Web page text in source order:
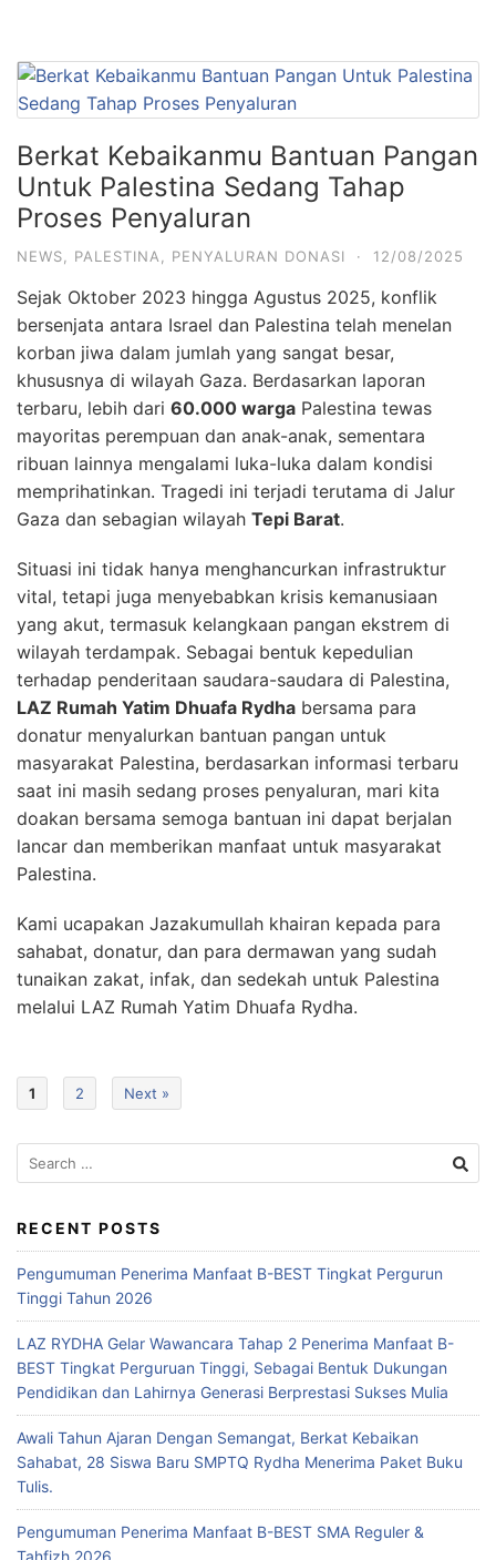
Berkat Kebaikanmu Bantuan Pangan
Untuk Palestina Sedang Tahap
Proses Penyaluran
NEWS PALESTINA PENYALURAN DONASI · 12/08/2025
Sejak Oktober 2023 hingga Agustus 2025, konflik
bersenjata antara Israel dan Palestina telah menelan
korban jiwa dalam jumlah yang sangat besar,
khususnya di wilayah Gaza. Berdasarkan laporan
terbaru, lebih dari 60.000 warga Palestina tewas
mayoritas perempuan dan anak-anak, sementara
ribuan lainnya mengalami luka-luka dalam kondisi
memprihatinkan. Tragedi ini terjadi terutama di Jalur
Gaza dan sebagian wilayah Tepi Barat.
Situasi ini tidak hanya menghancurkan infrastruktur
vital, tetapi juga menyebabkan krisis kemanusiaan
yang akut, termasuk kelangkaan pangan ekstrem di
wilayah terdampak. Sebagai bentuk kepedulian
terhadap penderitaan saudara-saudara di Palestina,
LAZ Rumah Yatim Dhuafa Rydha bersama para
donatur menyalurkan bantuan pangan untuk
masyarakat Palestina, berdasarkan informasi terbaru
saat ini masih sedang proses penyaluran, mari kita
doakan bersama semoga bantuan ini dapat berjalan
lancar dan memberikan manfaat untuk masyarakat
Palestina.
Kami ucapakan Jazakumullah khairan kepada para
sahabat, donatur, dan para dermawan yang sudah
tunaikan zakat, infak, dan sedekah untuk Palestina
melalui LAZ Rumah Yatim Dhuafa Rydha.
1 2 Next »
RECENT POSTS
Pengumuman Penerima Manfaat B-BEST Tingkat Pergurun
Tinggi Tahun 2026
LAZ RYDHA Gelar Wawancara Tahap 2 Penerima Manfaat B-
BEST Tingkat Perguruan Tinggi, Sebagai Bentuk Dukungan
Pendidikan dan Lahirnya Generasi Berprestasi Sukses Mulia
Awali Tahun Ajaran Dengan Semangat, Berkat Kebaikan
Sahabat, 28 Siswa Baru SMPTQ Rydha Menerima Paket Buku
Tulis.
Pengumuman Penerima Manfaat B-BEST SMA Reguler &
Tahfizh 2026